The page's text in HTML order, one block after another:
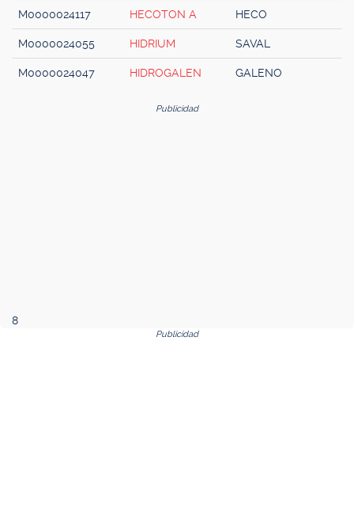
M0000024117 HECOTON A HECO
M0000024055 HIDRIUM SAVAL
M0000024047 HIDROGALEN GALENO
Publicidad
8
Publicidad